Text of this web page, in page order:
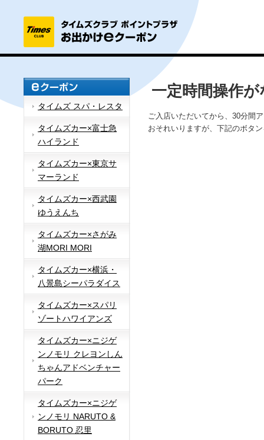
タイムズ スパ・レスタ
タイムズカー×富士急
ハイランド
タイムズカー×東京サ
マーランド
タイムズカー×西武園
ゆうえんち
タイムズカー×さがみ
湖MORI MORI
タイムズカー×横浜・
八景島シーパラダイス
タイムズカー×スパリ
ゾートハワイアンズ
タイムズカー×ニジゲ
ンノモリ クレヨンしん
ちゃんアドベンチャー
パーク
タイムズカー×ニジゲ
ンノモリ NARUTO &
BORUTO 忍里
一定時間操作
ご入店いただいてから、30分間
おそれいりますが、下記のボタ